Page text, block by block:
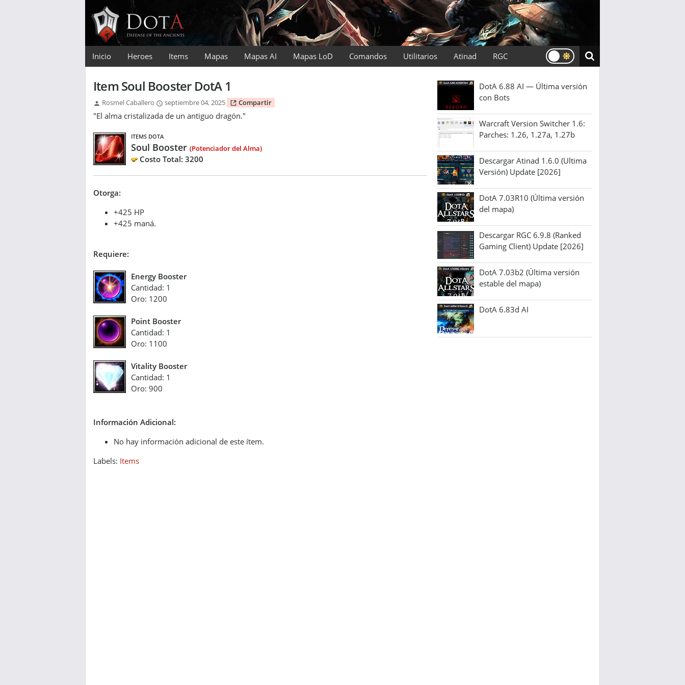
Inicio Heroes Items Mapas Mapas AI Mapas LoD Comandos Utilitarios Atinad RGC
Item Soul Booster DotA 1
Rosmel Caballero septiembre 04, 2025 Compartir
"El alma cristalizada de un antiguo dragón."
ITEMS DOTA
Soul Booster (Potenciador del Alma)
Costo Total: 3200
Otorga:
+425 HP
+425 maná.
Requiere:
Energy Booster
Cantidad: 1
Oro: 1200
Point Booster
Cantidad: 1
Oro: 1100
Vitality Booster
Cantidad: 1
Oro: 900
Información Adicional:
No hay información adicional de este ítem.
Labels: Items
DotA 6.88 AI — Última versión
con Bots
Warcraft Version Switcher 1.6:
Parches: 1.26, 1.27a, 1.27b
Descargar Atinad 1.6.0 (Ultima
Versión) Update [2026]
DotA 7.03R10 (Última versión
del mapa)
Descargar RGC 6.9.8 (Ranked
Gaming Client) Update [2026]
DotA 7.03b2 (Última versión
estable del mapa)
DotA 6.83d AI